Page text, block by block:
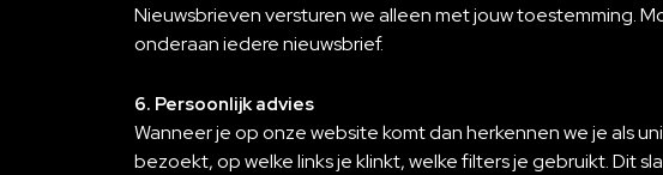
Nieuwsbrieven versturen we alleen met jouw toestemming.
onderaan iedere nieuwsbrief.
6. Persoonlijk advies
Wanneer je op onze website komt dan herkennen we je als
bezoekt, op welke links je klinkt, welke filters je gebruikt. Dit